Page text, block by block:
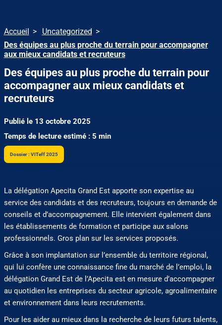
Accueil
Uncategorized
Des équipes au plus proche du terrain pour accompagner
aux mieux candidats et recruteurs
Des équipes au plus proche du terrain pour
accompagner aux mieux candidats et
recruteurs
Publié le 13 octobre 2025
Temps de lecture estimé : 5 min
Dossier : VITeff 2025
La délégation Apecita Grand Est apporte son expertise au
service des candidats et des recruteurs, toujours en demande de
conseils et d’accompagnement. Elle intervient également dans
les établissements de formation et participe aux salons
professionnels. Gros plan sur les services proposés.
Grâce à son implantation sur l’ensemble du territoire régional,
qui lui confère une connaissance fine du marché de l’emploi, la
délégation Grand Est de l’Apecita est en mesure d’accompagner
au quotidien les entreprises du secteur agricole, agroalimentaire
et environnement dans leurs recrutements.
Pour les aider au mieux dans la recherche de leurs futurs talents,